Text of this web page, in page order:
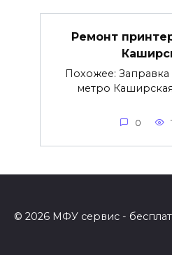
Ремонт
Похожее:
метро
0
© 2026 МФУ сервис -